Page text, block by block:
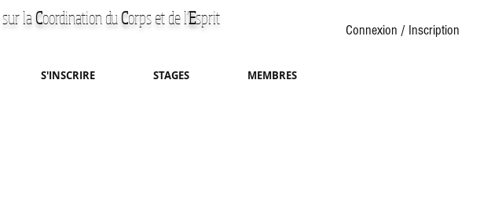
sur laCoordination duCorps et de l'Esprit
Connexion / Inscription
S'INSCRIRE STAGES MEMBRES